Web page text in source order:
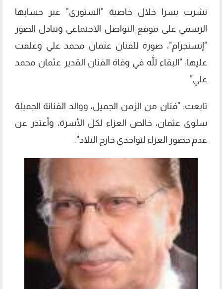
نشرت يسرا خلال خاصية "الستوري" عبر حسابها
الرسمي على موقع التواصل الاجتماعي وتبادل الصور
"إنستجرام"، صورة للفنان عثمان محمد علي وعلقت
عليها: "البقاء للَّه في وفاة الفنان القدير عثمان محمد
علي"
تابعت: "فنان من الزمن الجميل، ووالد الفنانة الجميلة
سلوى عثمان، خالص العزاء لكل الأسرة، وأعتذر عن
عدم حضور العزاء لتواجدي خارج البلاد".